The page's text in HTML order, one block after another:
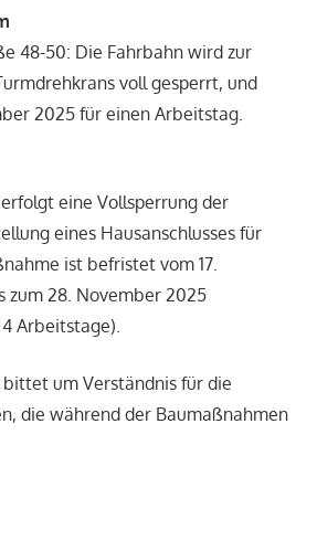
48-50: Die Fahrbahn wird zur
voll gesperrt, und
2025 für einen Arbeitstag.
erfolgt eine Vollsperrung der
eines Hausanschlusses für
ist befristet vom 17.
zum 28. November 2025
Arbeitstage).
um Verständnis für die
die während der Baumaßnahmen